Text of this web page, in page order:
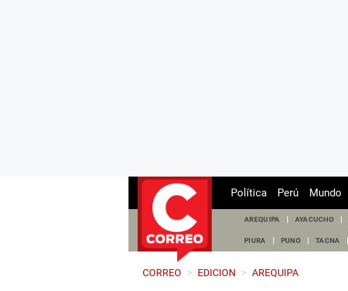
Política Perú Mundo
AREQUIPA AYACUCHO
PIURA PUNO TACNA
CORREO > EDICION > AREQUIPA